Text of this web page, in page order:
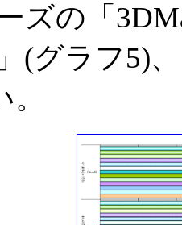
ズの「
」(グラフ5)